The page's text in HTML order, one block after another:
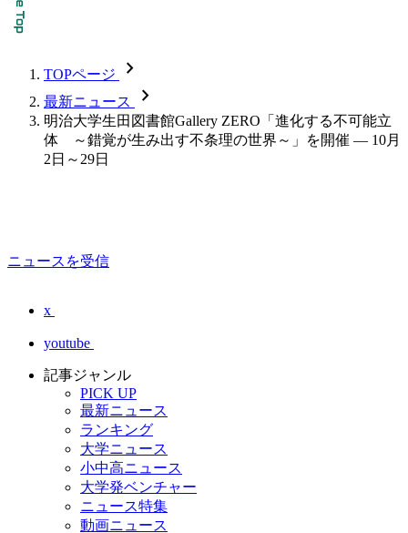
TOPページ chevron_forward
最新ニュース chevron_forward
明治大学生田図書館Gallery ZERO「進化する不可能立
体 ～錯覚が生み出す不条理の世界～」を開催 — 10月
2日～29日
ニュースを受信
x
youtube
記事ジャンル
PICK UP
最新ニュース
ランキング
大学ニュース
小中高ニュース
大学発ベンチャー
ニュース特集
動画ニュース